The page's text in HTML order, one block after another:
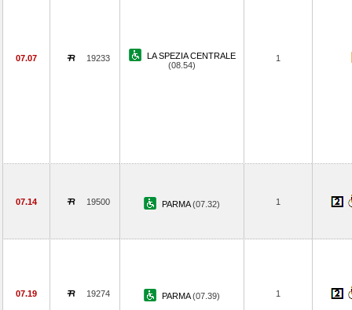
07.07 19233
LA SPEZIA CENTRALE
(08.54)
1
07.14 19500 PARMA(07.32) 1
07.19 19274 PARMA(07.39) 1